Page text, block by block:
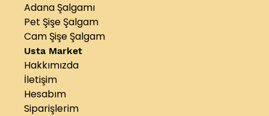
Adana Şalgamı
Pet Şişe Şalgam
Cam Şişe Şalgam
Usta Market
Hakkımızda
İletişim
Hesabım
Siparişlerim